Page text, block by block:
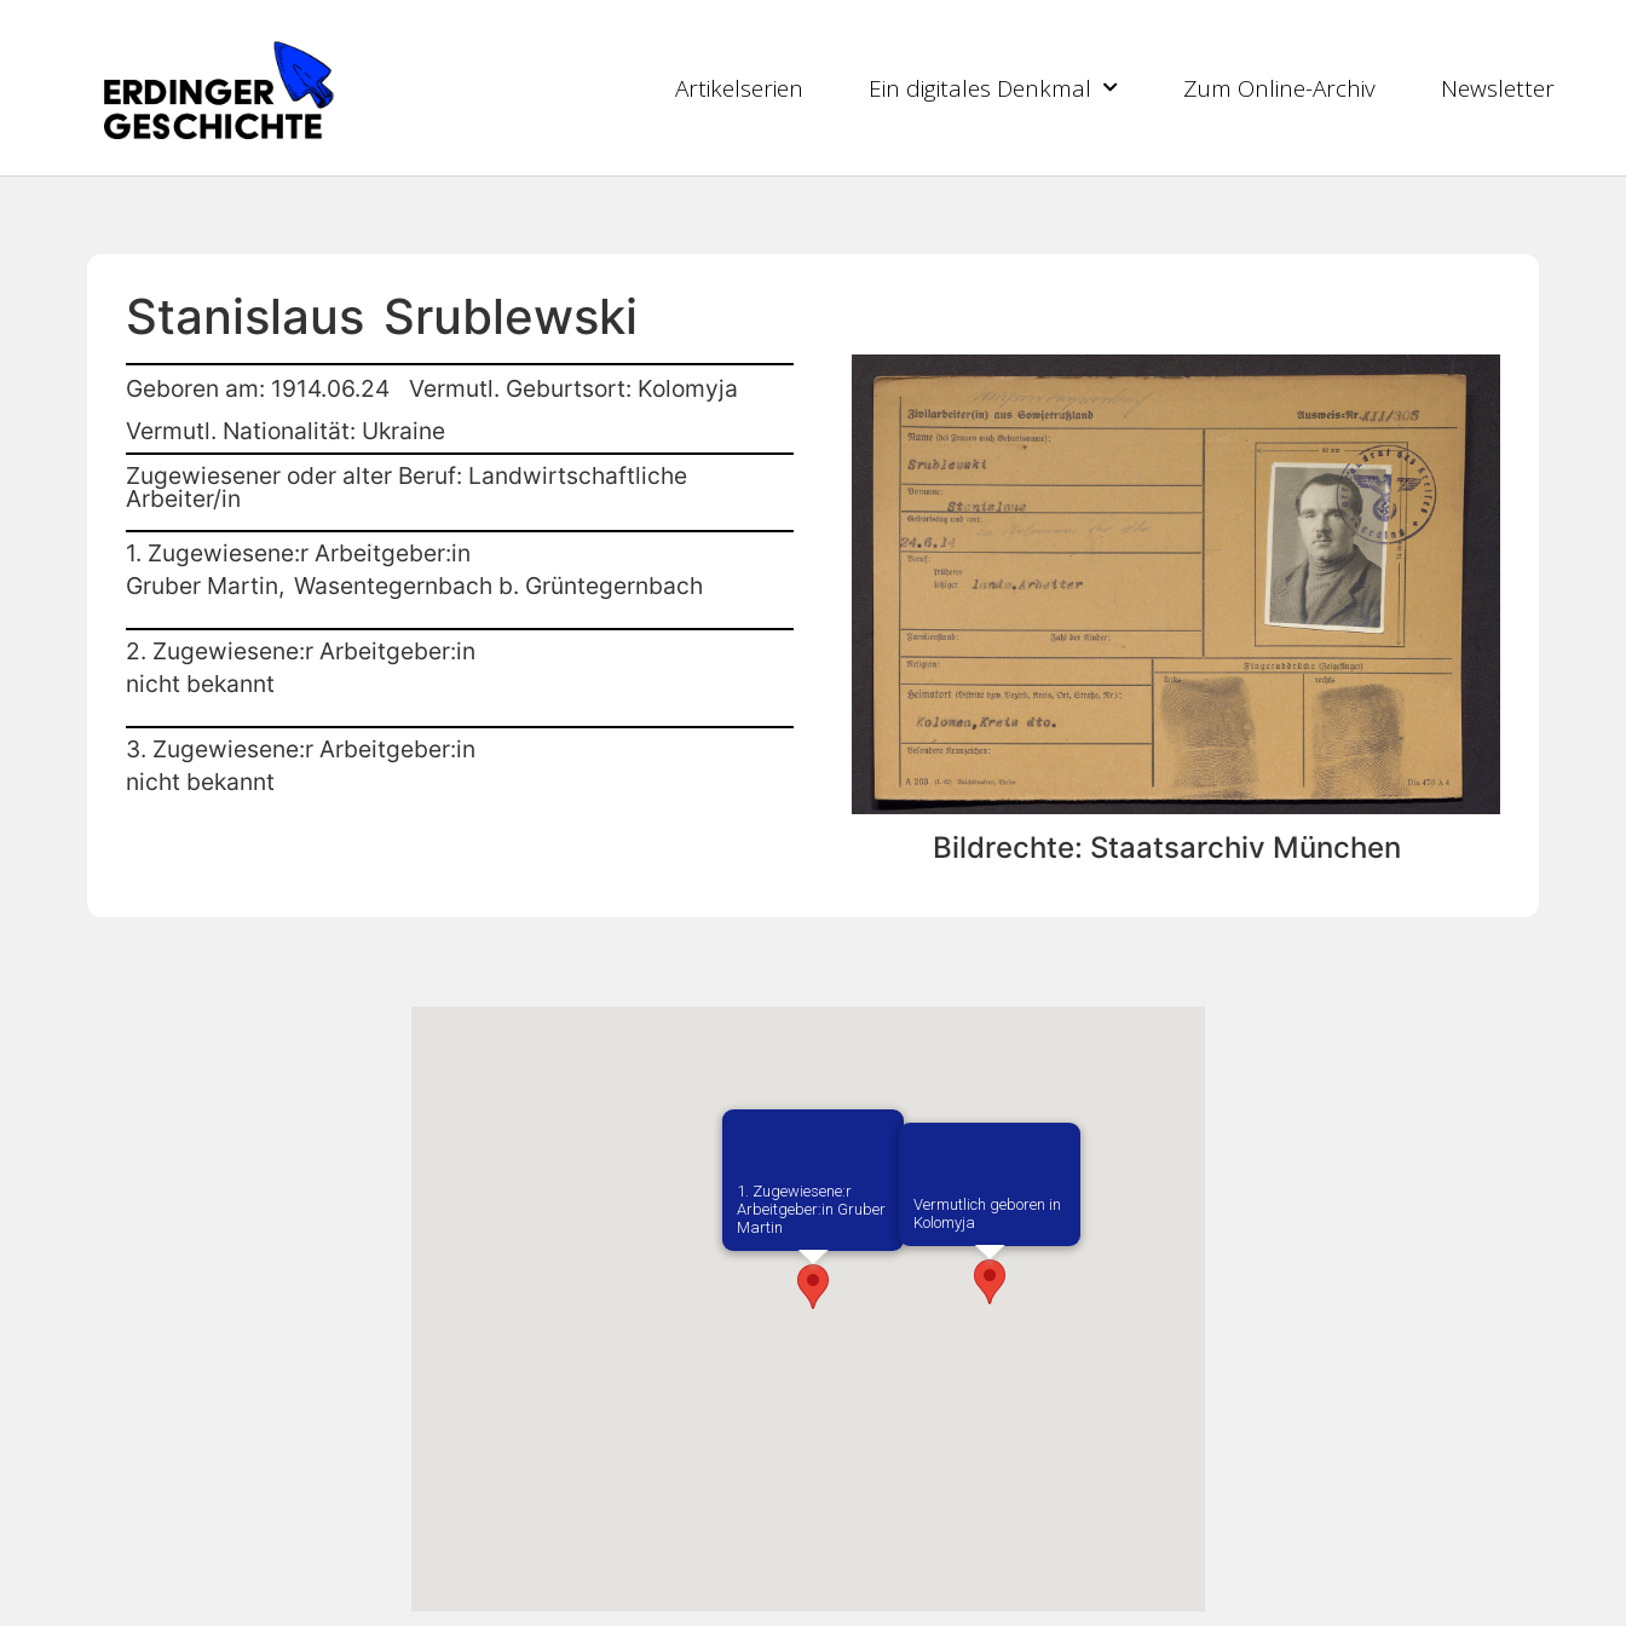
Artikelserien Ein digitales Denkmal Zum Online-Archiv Newsletter
Stanislaus Srublewski
Geboren am: 1914.06.24
Vermutl. Geburtsort: Kolomyja
Vermutl. Nationalität: Ukraine
Zugewiesener oder alter Beruf: Landwirtschaftliche
Arbeiter/in
1. Zugewiesene:r Arbeitgeber:in
Gruber Martin, Wasentegernbach b. Grüntegernbach
2. Zugewiesene:r Arbeitgeber:in
nicht bekannt
3. Zugewiesene:r Arbeitgeber:in
nicht bekannt
Bildrechte: Staatsarchiv München
Vermutlich geboren in
Kolomyja
1. Zugewiesene:r
Arbeitgeber:in​ Gruber
Martin